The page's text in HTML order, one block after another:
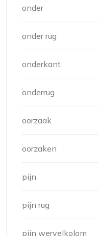
onder
onder rug
onderkant
onderrug
oorzaak
oorzaken
pijn
pijn rug
pijn wervelkolom